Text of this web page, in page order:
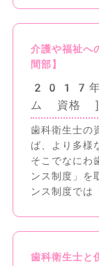
介護や福祉へ
間部】
2017
ム 資格 ]
歯科衛生士の
ば、より多様
そこでなにわ
ンス制度」
ンス制度で
歯科衛生士と